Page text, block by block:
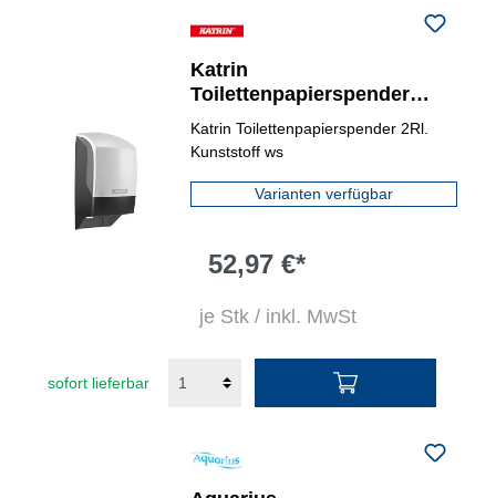
Katrin
Toilettenpapierspender
System
Katrin Toilettenpapierspender 2Rl.
Kunststoff ws
Varianten verfügbar
52,97 €*
je Stk / inkl. MwSt
sofort lieferbar